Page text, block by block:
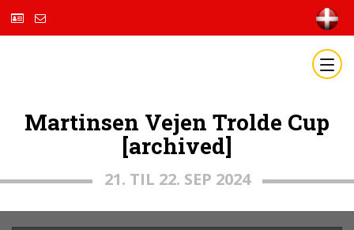
Martinsen Vejen Trolde Cup
[archived]
21. TIL 22. SEP 2024